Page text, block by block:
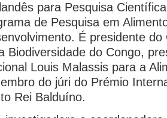
para Pesquisa
de Pesquisa em
É presidente do
Biodiversidade do Congo,
Louis Malassis para a
do júri do Prémio
Rei Balduíno.